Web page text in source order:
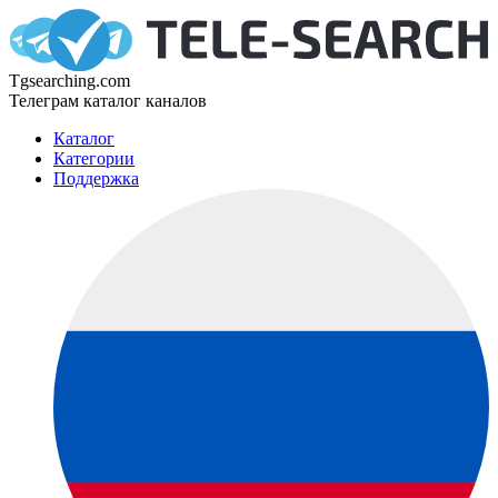
Tgsearching.com
Телеграм каталог каналов
Каталог
Категории
Поддержка